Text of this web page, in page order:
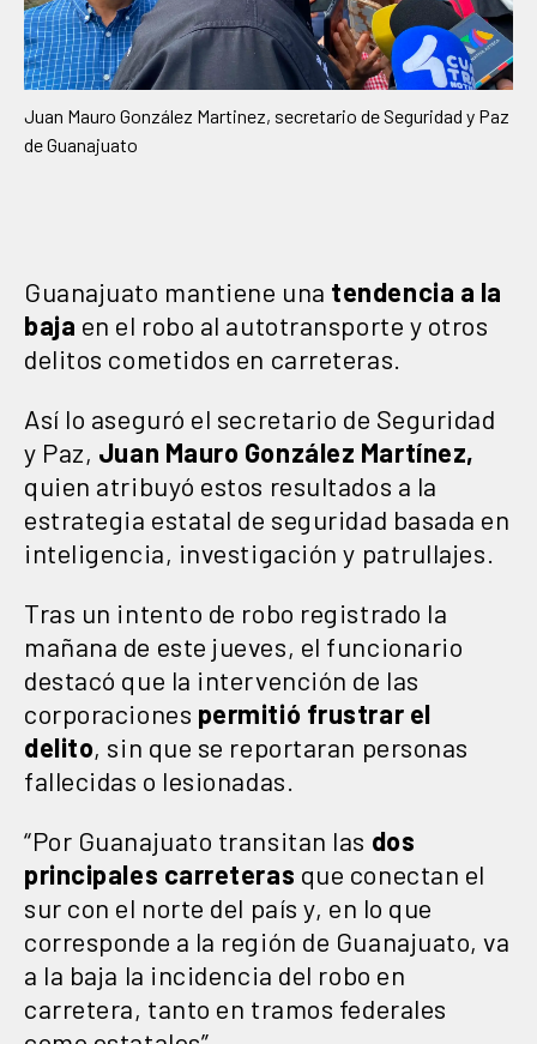
Juan Mauro González Martinez, secretario de Seguridad y Paz
de Guanajuato
Guanajuato mantiene una tendencia a la
baja en el robo al autotransporte y otros
delitos cometidos en carreteras.
Así lo aseguró el secretario de Seguridad
y Paz, Juan Mauro González Martínez,
quien atribuyó estos resultados a la
estrategia estatal de seguridad basada en
inteligencia, investigación y patrullajes.
Tras un intento de robo registrado la
mañana de este jueves, el funcionario
destacó que la intervención de las
corporaciones permitió frustrar el
delito, sin que se reportaran personas
fallecidas o lesionadas.
“Por Guanajuato transitan las dos
principales carreteras que conectan el
sur con el norte del país y, en lo que
corresponde a la región de Guanajuato, va
a la baja la incidencia del robo en
carretera, tanto en tramos federales